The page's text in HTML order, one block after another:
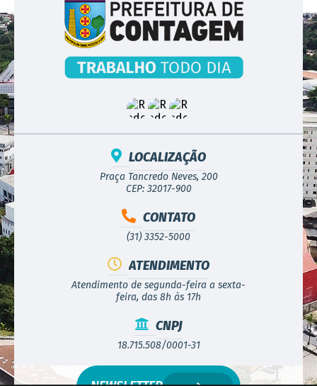
LOCALIZAÇÃO
Praça Tancredo Neves, 200
CEP: 32017-900
CONTATO
(31) 3352-5000
ATENDIMENTO
Atendimento de segunda-feira a sexta-
feira, das 8h às 17h
CNPJ
18.715.508/0001-31